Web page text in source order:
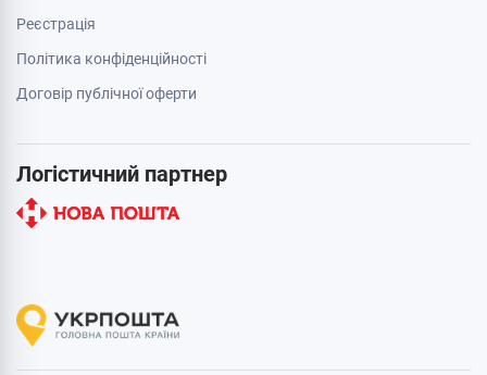
Реєстрація
Політика конфіденційності
Договір публічної оферти
Логістичний партнер